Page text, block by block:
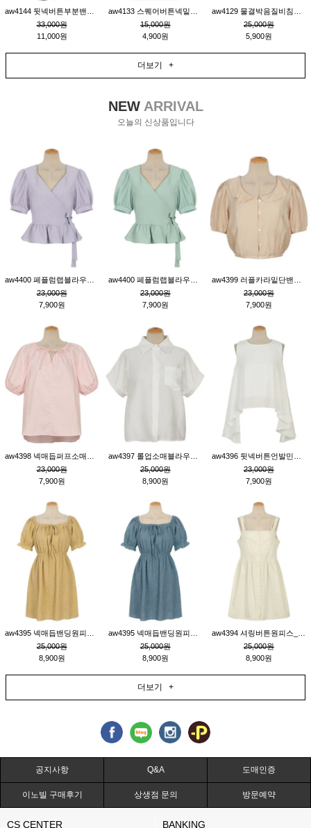
33,000원
11,000원
15,000원
4,900원
25,000원
5,900원
더보기 +
NEWARRIVAL
오늘의 신상품입니다
23,000원
7,900원
23,000원
7,900원
23,000원
7,900원
23,000원
7,900원
25,000원
8,900원
23,000원
7,900원
25,000원
8,900원
25,000원
8,900원
25,000원
8,900원
더보기 +
공지사항 Q&A 도매인증
이노빌 구매후기 상생점 문의 방문예약
CS CENTER BANKING